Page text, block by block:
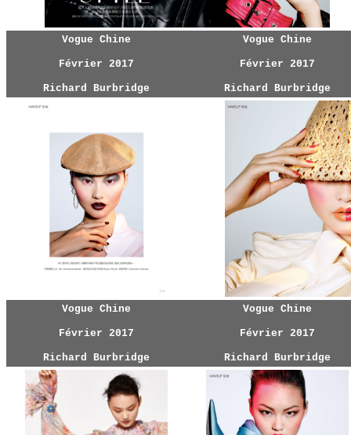
Vogue Chine
Février 2017
Richard Burbridge
Vogue Chine
Février 2017
Richard Burbridge
Vogue Chine
Février 2017
Richard Burbridge
Vogue Chine
Février 2017
Richard Burbridge